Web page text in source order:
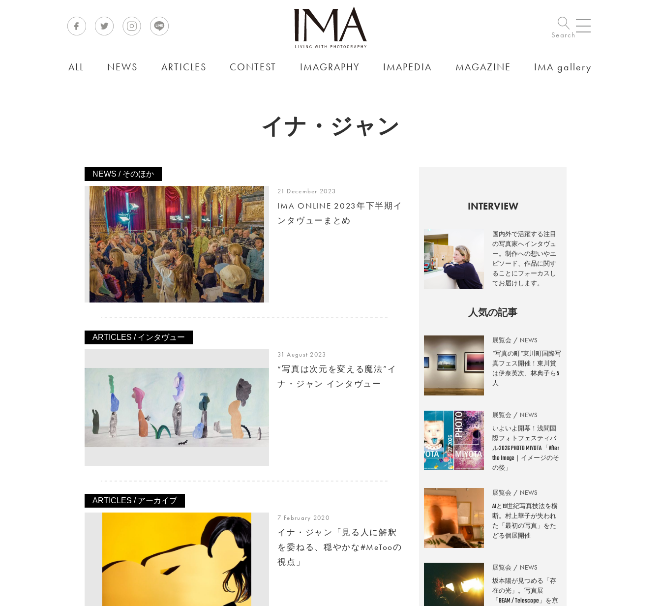
Search
ALL NEWS ARTICLES CONTEST IMAGRAPHY IMAPEDIA MAGAZINE IMA gallery
イナ・ジャン
NEWS / そのほか
21 December 2023
IMA ONLINE 2023年下半期イ
ンタヴューまとめ
ARTICLES / インタヴュー
31 August 2023
“写真は次元を変える魔法”イ
ナ・ジャン インタヴュー
ARTICLES / アーカイブ
7 February 2020
イナ・ジャン「見る人に解釈
を委ねる、穏やかな#MeTooの
視点」
INTERVIEW
国内外で活躍する注目
の写真家へインタヴュ
ー。制作への想いやエ
ピソード、作品に関す
ることにフォーカスし
てお届けします。
人気の記事
展覧会 NEWS
”写真の町”東川町国際写
真フェス開催！東川賞
は伊奈英次、林典子ら5
人
展覧会 NEWS
いよいよ開幕！浅間国
際フォトフェスティバ
ル2026 PHOTO MIYOTA 「After
the Image｜イメージのそ
の後」
展覧会 NEWS
AIと19世紀写真技法を横
断。村上華子が失われ
た「最初の写真」をた
どる個展開催
展覧会 NEWS
坂本陽が見つめる「存
在の光」。写真展
「BEAM / Telescope」を京